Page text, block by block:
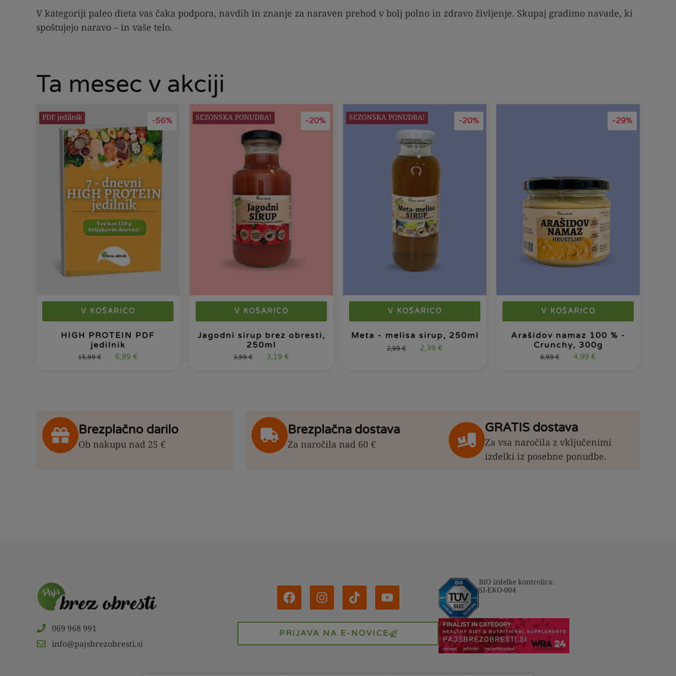
V kategoriji paleo dieta vas čaka podpora, navdih in znanje za naraven prehod v bolj polno in zdravo življenje. Skupaj gradimo navade, ki
spoštujejo naravo – in vaše telo.
Ta mesec v akciji
-56%
PDF jedilnik
V KOŠARICO
HIGH PROTEIN PDF
jedilnik
15,99€ 6,99 €
-20%
SEZONSKA PONUDBA!
V KOŠARICO
Jagodni sirup brez obresti,
250ml
3,99€ 3,19 €
-20%
SEZONSKA PONUDBA!
V KOŠARICO
Meta - melisa sirup, 250ml
2,99€ 2,39 €
-29%
V KOŠARICO
Arašidov namaz 100 % -
Crunchy, 300g
6,99€ 4,99 €
Brezplačno darilo
Ob nakupu nad 25 €
Brezplačna dostava
Za naročila nad 60 €
GRATIS dostava
Za vsa naročila z vključenimi
izdelki iz posebne ponudbe.
069 968 991
info@pajsbrezobresti.si
PRIJAVA NA E-NOVICE
BIO izdelke kontrolira:
SI-EKO-004